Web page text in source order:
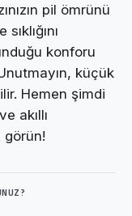
pil ömrünü
konforu
küçük
Hemen şimdi
akıllı
görün!